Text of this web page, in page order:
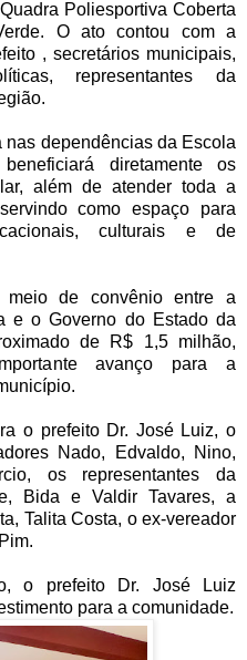
Poliesportiva Coberta
O ato contou com a
, secretários municipais,
representantes da
dependências da Escola
diretamente os
além de atender toda a
como espaço para
culturais e de
de convênio entre a
e o Governo do Estado da
de R$ 1,5 milhão,
avanço para a
o prefeito Dr. José Luiz, o
Nado, Edvaldo, Nino,
os representantes da
Bida e Valdir Tavares, a
Talita Costa, o ex-vereador
o prefeito Dr. José Luiz
para a comunidade.